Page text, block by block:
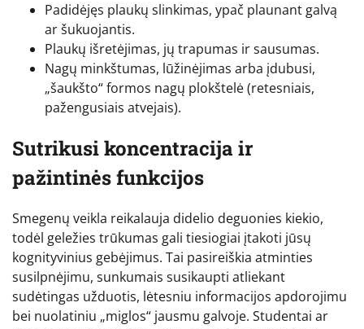
Padidėjęs plaukų slinkimas, ypač plaunant galvą
ar šukuojantis.
Plaukų išretėjimas, jų trapumas ir sausumas.
Nagų minkštumas, lūžinėjimas arba įdubusi,
„šaukšto“ formos nagų plokštelė (retesniais,
pažengusiais atvejais).
Sutrikusi koncentracija ir
pažintinės funkcijos
Smegenų veikla reikalauja didelio deguonies kiekio,
todėl geležies trūkumas gali tiesiogiai įtakoti jūsų
kognityvinius gebėjimus. Tai pasireiškia atminties
susilpnėjimu, sunkumais susikaupti atliekant
sudėtingas užduotis, lėtesniu informacijos apdorojimu
bei nuolatiniu „miglos“ jausmu galvoje. Studentai ar